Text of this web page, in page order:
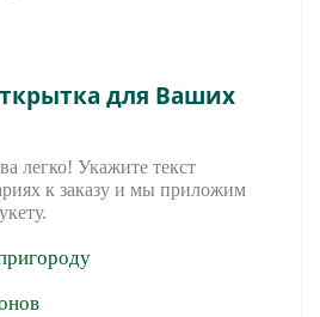
для Ваших
легко! Укажите текст
к заказу и мы приложим